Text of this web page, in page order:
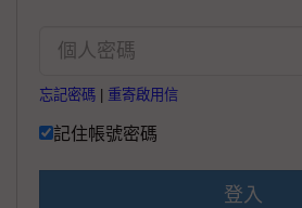
忘記密碼 重寄啟用信
記住帳號密碼
登入